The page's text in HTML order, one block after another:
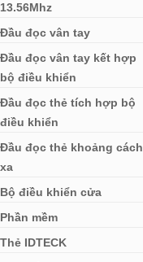
13.56Mhz
Đầu đọc vân tay
Đầu đọc vân tay kết hợp
bộ điều khiển
Đầu đọc thẻ tích hợp bộ
điều khiển
Đầu đọc thẻ khoảng cách
xa
Bộ điều khiển cửa
Phần mềm
Thẻ IDTECK